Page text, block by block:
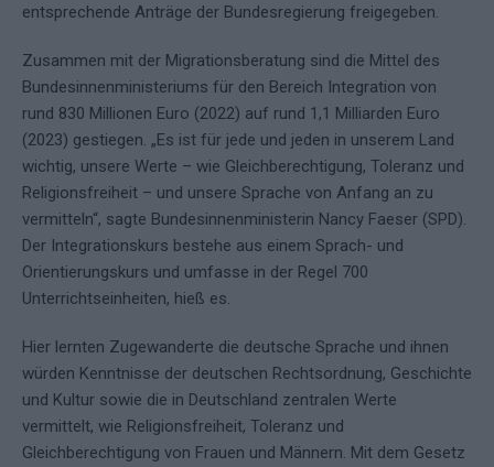
entsprechende Anträge der Bundesregierung freigegeben.
Zusammen mit der Migrationsberatung sind die Mittel des
Bundesinnenministeriums für den Bereich Integration von
rund 830 Millionen Euro (2022) auf rund 1,1 Milliarden Euro
(2023) gestiegen. „Es ist für jede und jeden in unserem Land
wichtig, unsere Werte – wie Gleichberechtigung, Toleranz und
Religionsfreiheit – und unsere Sprache von Anfang an zu
vermitteln“, sagte Bundesinnenministerin Nancy Faeser (SPD).
Der Integrationskurs bestehe aus einem Sprach- und
Orientierungskurs und umfasse in der Regel 700
Unterrichtseinheiten, hieß es.
Hier lernten Zugewanderte die deutsche Sprache und ihnen
würden Kenntnisse der deutschen Rechtsordnung, Geschichte
und Kultur sowie die in Deutschland zentralen Werte
vermittelt, wie Religionsfreiheit, Toleranz und
Gleichberechtigung von Frauen und Männern. Mit dem Gesetz